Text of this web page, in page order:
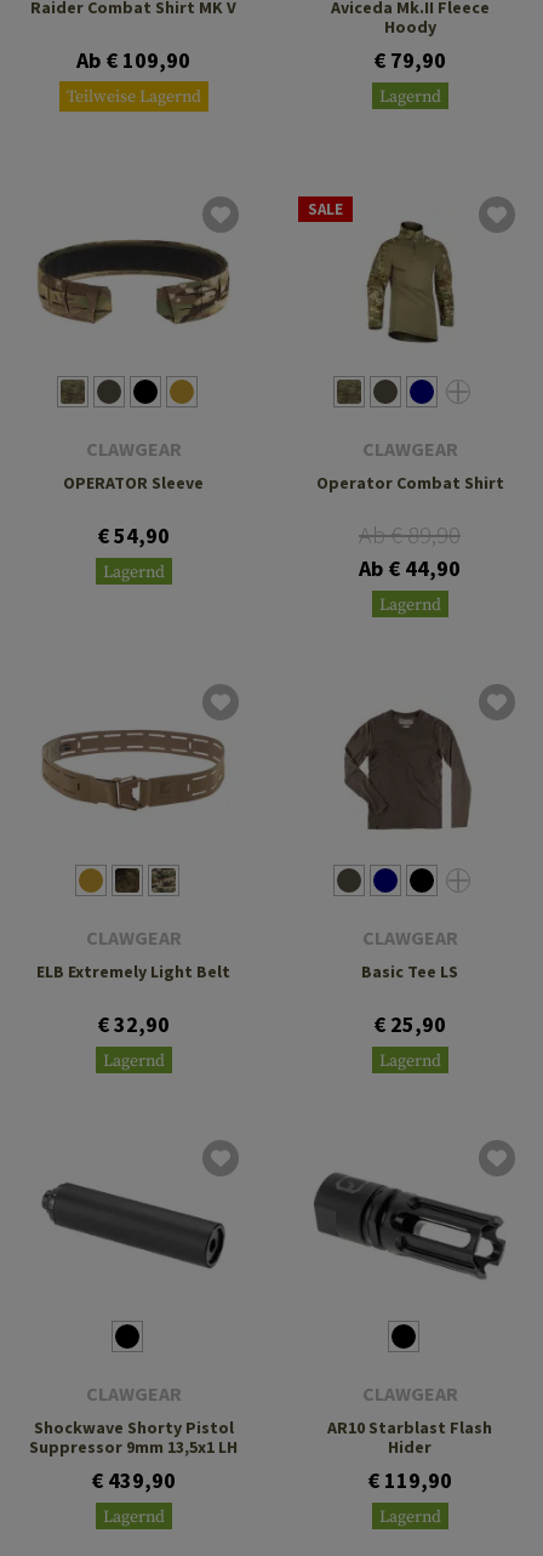
Raider Combat Shirt MK V
Ab € 109,90
Teilweise Lagernd
Aviceda Mk.II Fleece
Hoody
€ 79,90
Lagernd
CLAWGEAR
OPERATOR Sleeve
€ 54,90
Lagernd
SALE
CLAWGEAR
Operator Combat Shirt
Ab € 89,90
Ab € 44,90
Lagernd
CLAWGEAR
ELB Extremely Light Belt
€ 32,90
Lagernd
CLAWGEAR
Basic Tee LS
€ 25,90
Lagernd
CLAWGEAR
Shockwave Shorty Pistol
Suppressor 9mm 13,5x1 LH
€ 439,90
Lagernd
CLAWGEAR
AR10 Starblast Flash
Hider
€ 119,90
Lagernd